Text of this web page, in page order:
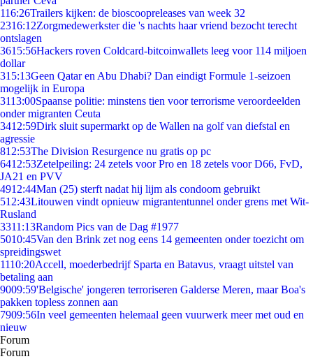
116:26Trailers kijken: de bioscoopreleases van week 32
2316:12Zorgmedewerkster die 's nachts haar vriend bezocht terecht
ontslagen
3615:56Hackers roven Coldcard-bitcoinwallets leeg voor 114 miljoen
dollar
315:13Geen Qatar en Abu Dhabi? Dan eindigt Formule 1-seizoen
mogelijk in Europa
3113:00Spaanse politie: minstens tien voor terrorisme veroordeelden
onder migranten Ceuta
3412:59Dirk sluit supermarkt op de Wallen na golf van diefstal en
agressie
812:53The Division Resurgence nu gratis op pc
6412:53Zetelpeiling: 24 zetels voor Pro en 18 zetels voor D66, FvD,
JA21 en PVV
4912:44Man (25) sterft nadat hij lijm als condoom gebruikt
512:43Litouwen vindt opnieuw migrantentunnel onder grens met Wit-
Rusland
3311:13Random Pics van de Dag #1977
5010:45Van den Brink zet nog eens 14 gemeenten onder toezicht om
spreidingswet
1110:20Accell, moederbedrijf Sparta en Batavus, vraagt uitstel van
betaling aan
9009:59'Belgische' jongeren terroriseren Galderse Meren, maar Boa's
pakken topless zonnen aan
7909:56In veel gemeenten helemaal geen vuurwerk meer met oud en
nieuw
Forum
Forum